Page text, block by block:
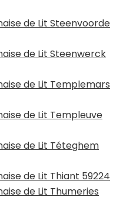
de Lit Steenvoorde
de Lit Steenwerck
de Lit Templemars
de Lit Templeuve
de Lit Téteghem
de Lit Thiant 59224
de Lit Thumeries